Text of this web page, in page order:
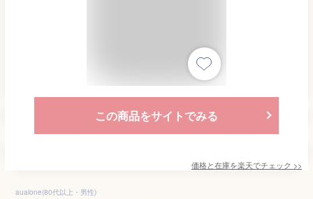
この商品をサイトでみる
価格と在庫を楽天でチェック >>
aualone(80代以上・男性)